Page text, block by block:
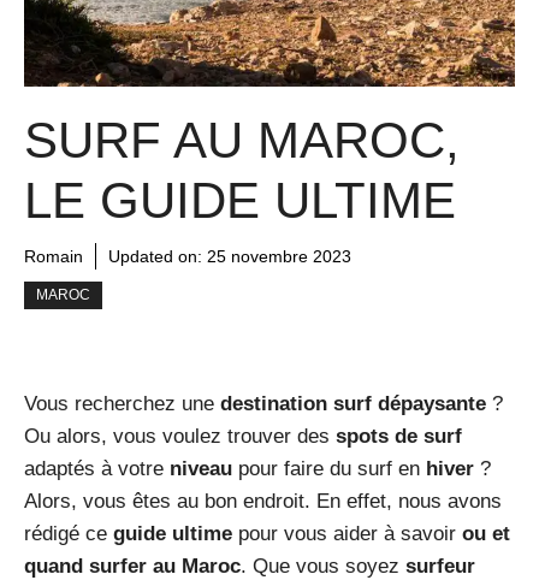
SURF AU MAROC,
LE GUIDE ULTIME
Romain Updated on: 25 novembre 2023
MAROC
Vous recherchez une destination surf dépaysante ?
Ou alors, vous voulez trouver des spots de surf
adaptés à votre niveau pour faire du surf en hiver ?
Alors, vous êtes au bon endroit. En effet, nous avons
rédigé ce guide ultime pour vous aider à savoir ou et
quand surfer au Maroc. Que vous soyez surfeur